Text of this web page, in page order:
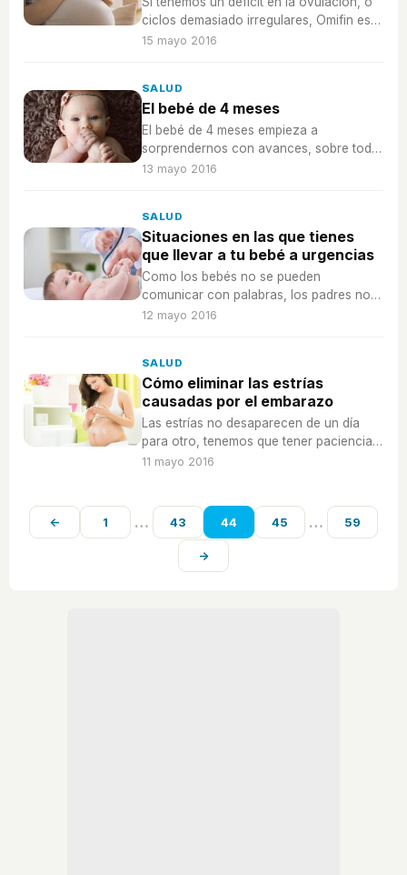
ciclos demasiado irregulares, Omifin es
el medicamento que nos recetan para
15 mayo 2016
SALUD
El bebé de 4 meses
El bebé de 4 meses empieza a
sorprendernos con avances, sobre todo
a nivel social, se encontrará muy
13 mayo 2016
SALUD
Situaciones en las que tienes
que llevar a tu bebé a urgencias
Como los bebés no se pueden
comunicar con palabras, los padres no
podemos saber cuándo tienen alguna
12 mayo 2016
SALUD
Cómo eliminar las estrías
causadas por el embarazo
Las estrías no desaparecen de un día
para otro, tenemos que tener paciencia y
constancia para eliminarlas con métodos
11 mayo 2016
← 1 … 43 44 45 … 59
→